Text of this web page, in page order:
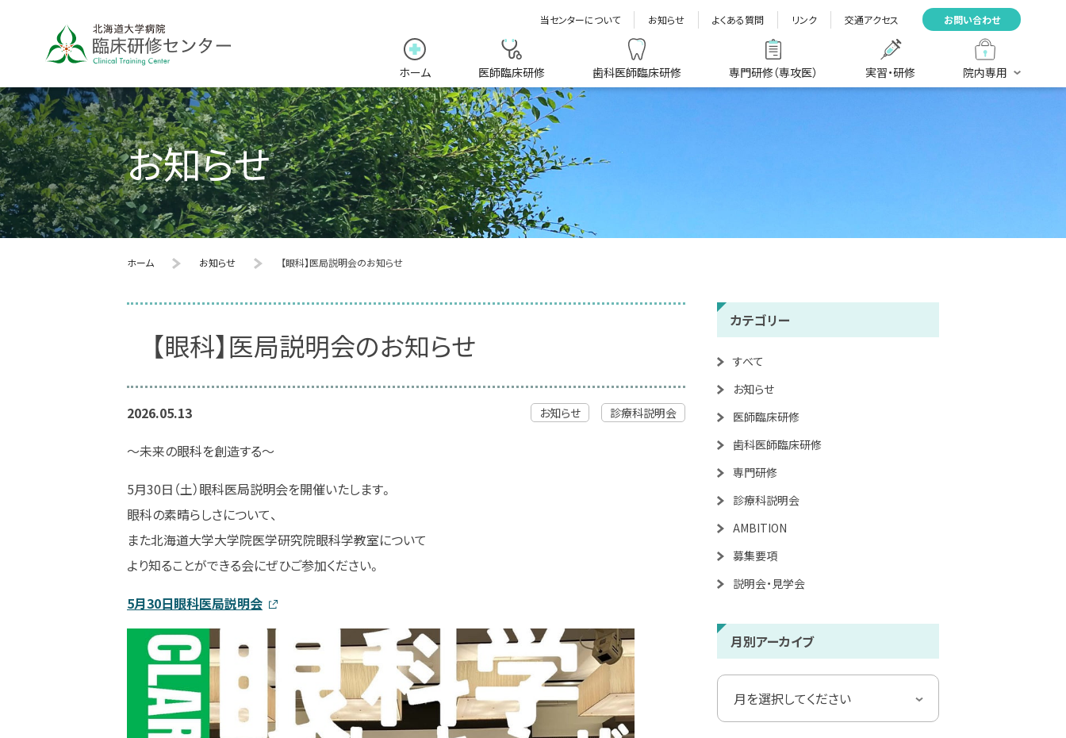
当センターについて お知らせ よくある質問 リンク 交通アクセス お問い合わせ
ホーム 医師臨床研修 歯科医師臨床研修 専門研修（専攻医） 実習・研修 院内専用
お知らせ
ホーム お知らせ 【眼科】医局説明会のお知らせ
【眼科】医局説明会のお知らせ
2026.05.13 お知らせ 診療科説明会
～未来の眼科を創造する～
5月30日（土）眼科医局説明会を開催いたします。
眼科の素晴らしさについて、
また北海道大学大学院医学研究院眼科学教室について
より知ることができる会にぜひご参加ください。
5月30日眼科医局説明会
カテゴリー
すべて
お知らせ
医師臨床研修
歯科医師臨床研修
専門研修
診療科説明会
AMBITION
募集要項
説明会・見学会
月別アーカイブ